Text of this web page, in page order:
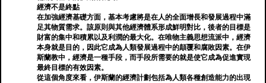
經濟不是終點
在加強經濟基礎方面，基本考慮將是在人的全面增長和發展過程中滿
足其物質需求。該原則與其他經濟體系形成鮮明對比，後者的目標是
財富的集中和積累以及利潤的最大化。在唯物主義思想流派中，經濟
本身就是目的，因此它成為人類發展過程中的顛覆和腐敗因素。在伊
斯蘭教中，經濟是一種手段，而手段所需要的就是使它成為促進實現
最終目標的有效因素。
從這個角度來看，伊斯蘭的經濟計劃包括為人類各種創造能力的出現